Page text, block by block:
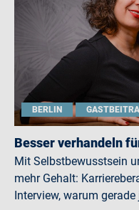
BERLIN
Besser verhandeln
Mit Selbstbewusstsein
mehr Gehalt:
Interview, warum